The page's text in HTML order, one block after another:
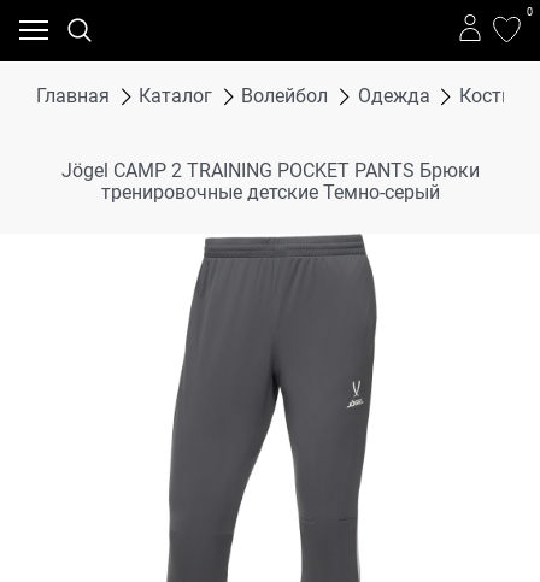
0
Главная Каталог Волейбол Одежда
Jögel CAMP 2 TRAINING POCKET PANTS Брюки
тренировочные детские Темно-серый